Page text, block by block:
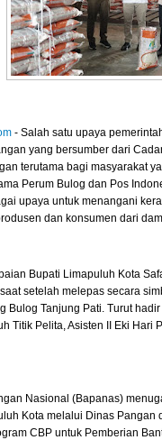
- Salah satu upaya
yang bersumber dari
terutama bagi masyarakat
Perum Bulog dan Pos
upaya untuk menangani
dan konsumen dari
Bupati Limapuluh Kota
setelah melepas secara
Bulog Tanjung Pati. Turut
Titik Pelita, Asisten II Eki
Nasional (Bapanas)
Kota melalui Dinas
CBP untuk Pemberian